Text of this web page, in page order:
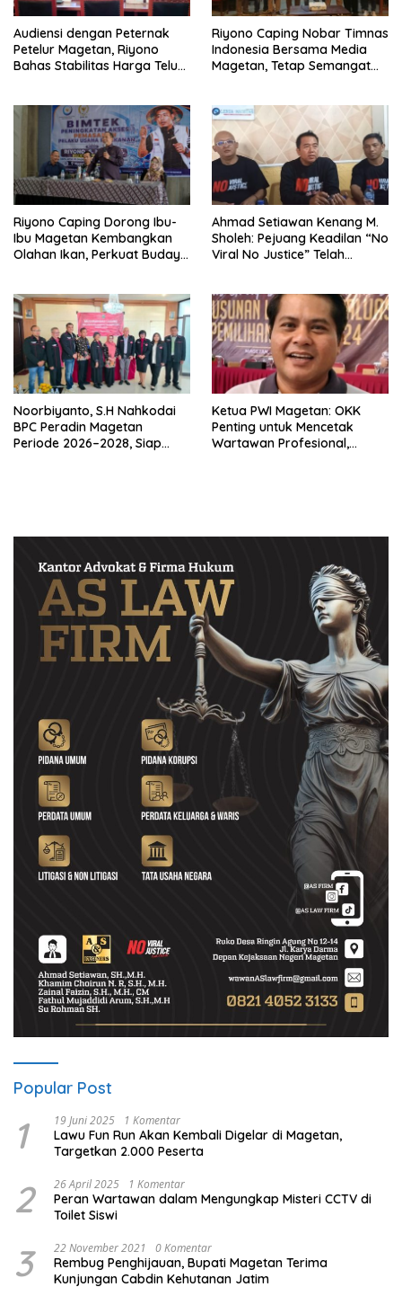
Audiensi dengan Peternak
Petelur Magetan, Riyono
Bahas Stabilitas Harga Telur
Riyono Caping Nobar Timnas
Indonesia Bersama Media
Magetan, Tetap Semangat
Riyono Caping Dorong Ibu-
Ibu Magetan Kembangkan
Olahan Ikan, Perkuat Budaya
Ahmad Setiawan Kenang M.
Sholeh: Pejuang Keadilan “No
Viral No Justice” Telah
Noorbiyanto, S.H Nahkodai
BPC Peradin Magetan
Periode 2026–2028, Siap
Ketua PWI Magetan: OKK
Penting untuk Mencetak
Wartawan Profesional,
Popular Post
1 19 Juni 2025 1 Komentar
Lawu Fun Run Akan Kembali Digelar di Magetan,
Targetkan 2.000 Peserta
2 26 April 2025 1 Komentar
Peran Wartawan dalam Mengungkap Misteri CCTV di
Toilet Siswi
3 22 November 2021 0 Komentar
Rembug Penghijauan, Bupati Magetan Terima
Kunjungan Cabdin Kehutanan Jatim